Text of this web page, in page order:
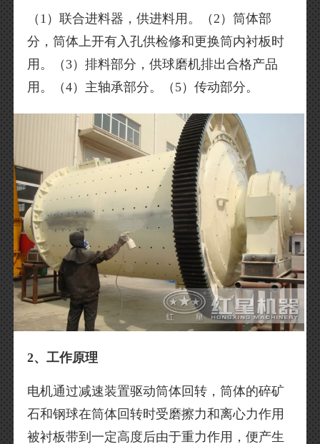
（1）联合进料器，供进料用。（2）筒体部
分，筒体上开有入孔供检修和更换筒内衬板时
用。（3）排料部分，供球磨机排出合格产品
用。（4）主轴承部分。（5）传动部分。
2、工作原理
电机通过减速装置驱动筒体回转，筒体的碎矿
石和钢球在筒体回转时受磨擦力和离心力作用
被衬板带到一定高度后由于重力作用，便产生